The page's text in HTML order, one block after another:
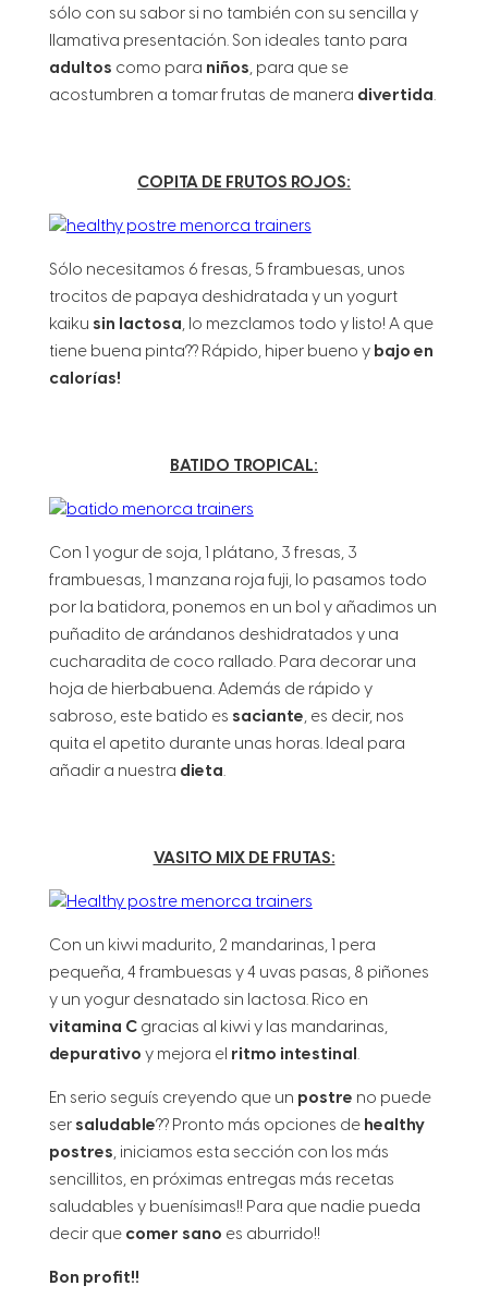
sólo con su sabor si no también con su sencilla y
llamativa presentación. Son ideales tanto para
adultos como para niños, para que se
acostumbren a tomar frutas de manera divertida.
COPITA DE FRUTOS ROJOS:
Sólo necesitamos 6 fresas, 5 frambuesas, unos
trocitos de papaya deshidratada y un yogurt
kaiku sin lactosa, lo mezclamos todo y listo! A que
tiene buena pinta?? Rápido, hiper bueno y bajo en
calorías!
BATIDO TROPICAL:
Con 1 yogur de soja, 1 plátano, 3 fresas, 3
frambuesas, 1 manzana roja fuji, lo pasamos todo
por la batidora, ponemos en un bol y añadimos un
puñadito de arándanos deshidratados y una
cucharadita de coco rallado. Para decorar una
hoja de hierbabuena. Además de rápido y
sabroso, este batido es saciante, es decir, nos
quita el apetito durante unas horas. Ideal para
añadir a nuestra dieta.
VASITO MIX DE FRUTAS:
Con un kiwi madurito, 2 mandarinas, 1 pera
pequeña, 4 frambuesas y 4 uvas pasas, 8 piñones
y un yogur desnatado sin lactosa. Rico en
vitamina Cgracias al kiwi y las mandarinas,
depurativo y mejora el ritmo intestinal .
En serio seguís creyendo que un postre no puede
ser saludable?? Pronto más opciones de healthy
postres, iniciamos esta sección con los más
sencillitos, en próximas entregas más recetas
saludables y buenísimas!! Para que nadie pueda
decir que comer sano es aburrido!!
Bon profit!!